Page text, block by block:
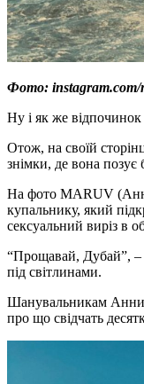
Фото: instagram.com/
Ну і як же відпочинок
Отож, на своїй
знімки, де вона позує
На фото MARUV
купальнику, який
сексуальний виріз в
“Прощавай, Дубай”, –
під світлинами.
Шанувальникам Анни
про що свідчать